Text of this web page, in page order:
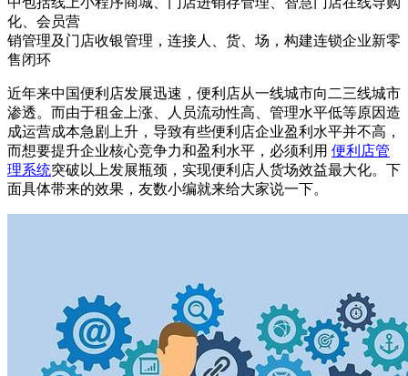
化、会员营
销管理及门店收银管理，连接人、货、场，构建连锁企业新零
售闭环
近年来中国便利店发展迅速，便利店从一线城市向二三线城市
渗透。而由于租金上涨、人员流动性高、管理水平低等原因造
成运营成本急剧上升，导致有些便利店企业盈利水平并不高，
而想要提升企业核心竞争力和盈利水平，必须利用 便利店管
理系统突破以上发展瓶颈，实现便利店人货场效益最大化。下
面具体带来的效果，友数小编就来给大家说一下。